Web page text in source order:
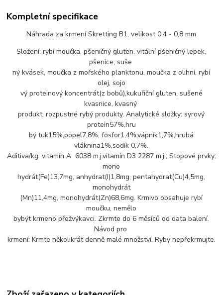
Kompletní specifikace
Náhrada za krmení Skretting B1, velikost 0,4 - 0,8 mm
Složení: rybí moučka, pšeničný gluten, vitální pšeničný lepek,
pšenice, suše
ný kvásek, moučka z mořského planktonu, moučka z olihní, rybí
olej, sojo
vý proteinový koncentrát(z bobů),kukuřiční gluten, sušené
kvasnice, kvasný
produkt, rozpustné rybý produkty. Analytické složky: syrový
protein57%,hru
bý tuk15%,popel7,8%, fosfor1,4%,vápník1,7%,hrubá
vláknina1%,sodík 0,7%.
Aditiva/kg: vitamín A 6038 m.j.vitamín D3 2287 m.j.; Stopové prvky:
mono
hydrát(Fe)13,7mg, anhydrat(I)1,8mg, pentahydrat(Cu)4,5mg,
monohydrát
(Mn)11,4mg, monohydrát(Zn)68,6mg. Krmivo obsahuje rybí
moučku, nemělo
bybýt krmeno přežvýkavci. Zkrmte do 6 měsíců od data balení.
Návod pro
krmení: Krmte několikrát denně malé množství. Ryby nepřekrmujte.